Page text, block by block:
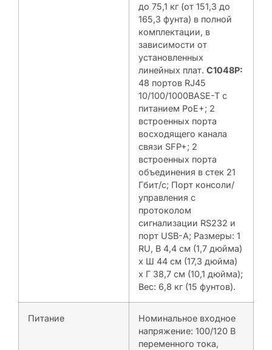
до 75,1 кг (от 151,3 до
165,3 фунта) в полной
комплектации, в
зависимости от
установленных
линейных плат. C1048P:
48 портов RJ45
10/100/1000BASE-T с
питанием PoE+; 2
встроенных порта
восходящего канала
связи SFP+; 2
встроенных порта
объединения в стек 21
Гбит/с; Порт консоли/
управления с
протоколом
сигнализации RS232 и
порт USB-A; Размеры: 1
RU, В 4,4 см (1,7 дюйма)
x Ш 44 см (17,3 дюйма)
x Г 38,7 см (10,1 дюйма);
Вес: 6,8 кг (15 фунтов).
Питание
Номинальное входное
напряжение: 100/120 В
переменного тока,